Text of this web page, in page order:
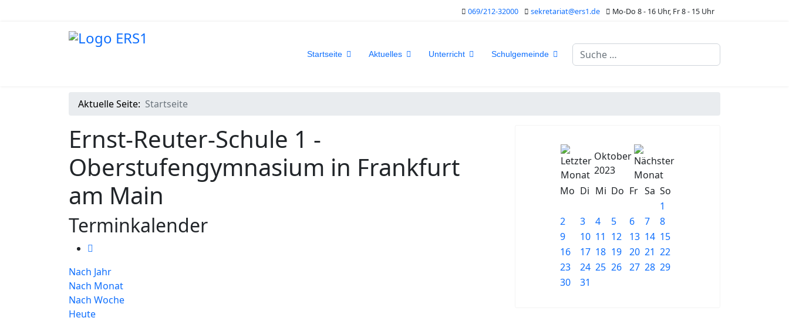
069/212-32000 sekretariat@ers1.de Mo-Do 8 - 16 Uhr, Fr 8 - 15 Uhr
Startseite Aktuelles Unterricht Schulgemeinde Suchen
Aktuelle Seite: Startseite
Ernst-Reuter-Schule 1 -
Oberstufengymnasium in Frankfurt
am Main
Terminkalender
Nach Jahr
Nach Monat
Nach Woche
Heute
Oktober
2023
Mo Di Mi Do Fr Sa So
1
2
3 4 5 6 7
8
9
10 11 12 13 14 15
16
17 18 19 20 21 22
23
24 25 26 27 28 29
30
31